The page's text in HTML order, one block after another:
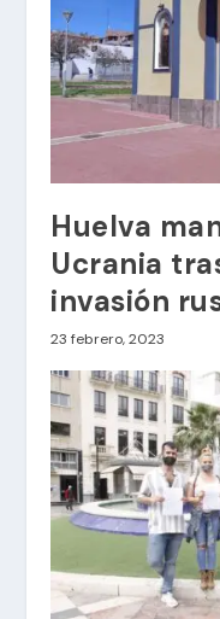
Huelva
Ucrania
invasión
23 febrero, 2023